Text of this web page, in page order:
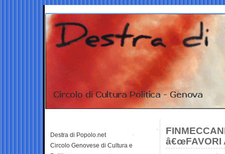
â€œFAVORI
Destra di Popolo.net
Circolo Genovese di Cultura e